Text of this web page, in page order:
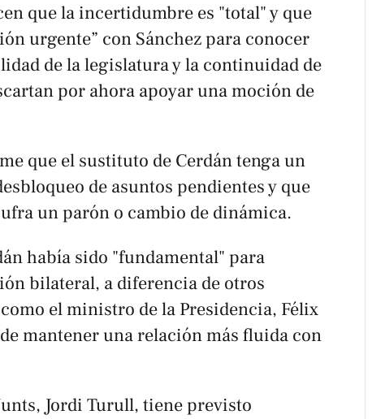
que la incertidumbre es "total" y que
urgente” con Sánchez para conocer
de la legislatura y la continuidad de
por ahora apoyar una moción de
que el sustituto de Cerdán tenga un
de asuntos pendientes y que
un parón o cambio de dinámica.
había sido "fundamental" para
bilateral, a diferencia de otros
el ministro de la Presidencia, Félix
mantener una relación más fluida con
Jordi Turull, tiene previsto